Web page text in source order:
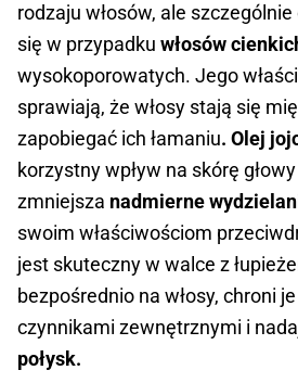
rodzaju włosów, ale
się w przypadku włosów
wysokoporowatych. Jego
sprawiają, że włosy stają się
zapobiegać ich łamaniu. Olej
korzystny wpływ na skórę
zmniejsza nadmierne
swoim właściwościom
jest skuteczny w walce z
bezpośrednio na włosy, chroni
czynnikami zewnętrznymi i
połysk.